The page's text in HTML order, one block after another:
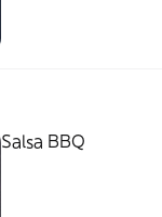
Salsa BBQ